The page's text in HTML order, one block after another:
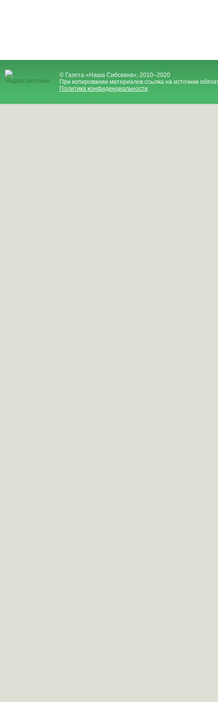
© Газета «Наша Сибскана», 2010–2020
При копировании материалов ссылка на источник
Политика конфиденциальности